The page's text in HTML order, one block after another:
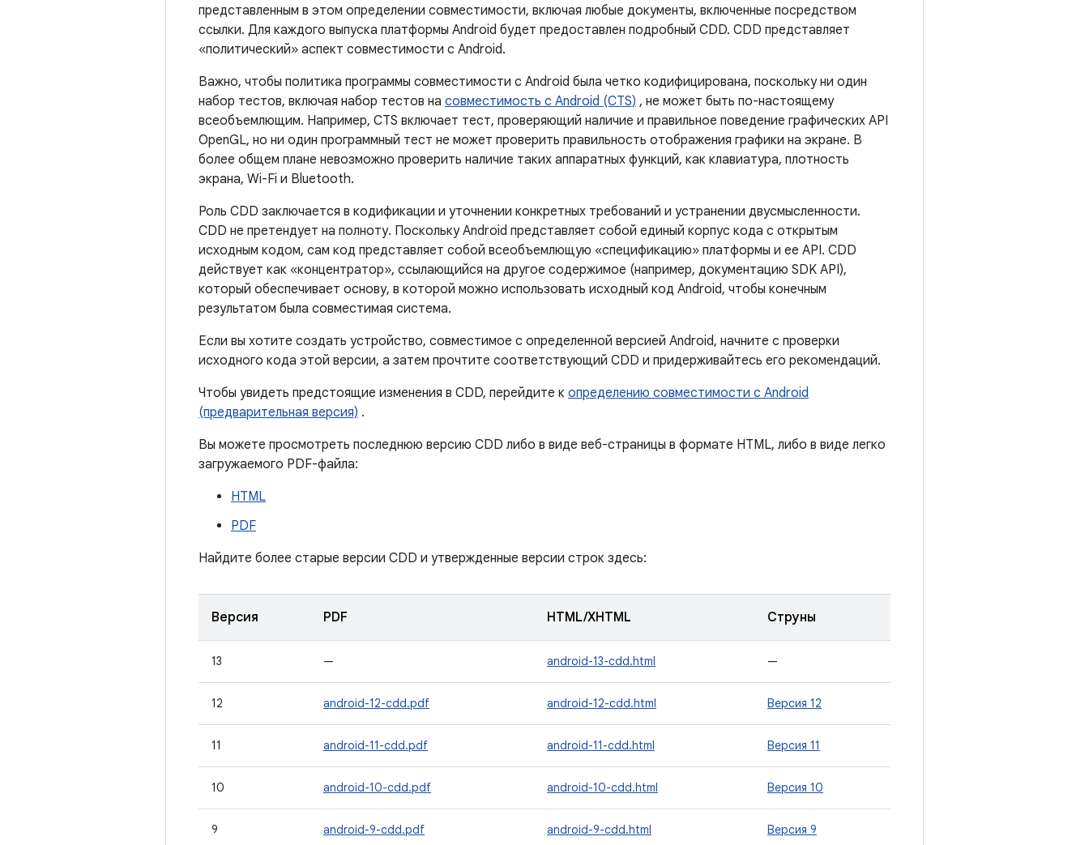
представленным в этом определении совместимости, включая любые документы, включенные посредством
ссылки. Для каждого выпуска платформы Android будет предоставлен подробный CDD. CDD представляет
«политический» аспект совместимости с Android.
Важно, чтобы политика программы совместимости с Android была четко кодифицирована, поскольку ни один
набор тестов, включая набор тестов на совместимость с Android (CTS) , не может быть по-настоящему
всеобъемлющим. Например, CTS включает тест, проверяющий наличие и правильное поведение графических API
OpenGL, но ни один программный тест не может проверить правильность отображения графики на экране. В
более общем плане невозможно проверить наличие таких аппаратных функций, как клавиатура, плотность
экрана, Wi-Fi и Bluetooth.
Роль CDD заключается в кодификации и уточнении конкретных требований и устранении двусмысленности.
CDD не претендует на полноту. Поскольку Android представляет собой единый корпус кода с открытым
исходным кодом, сам код представляет собой всеобъемлющую «спецификацию» платформы и ее API. CDD
действует как «концентратор», ссылающийся на другое содержимое (например, документацию SDK API),
который обеспечивает основу, в которой можно использовать исходный код Android, чтобы конечным
результатом была совместимая система.
Если вы хотите создать устройство, совместимое с определенной версией Android, начните с проверки
исходного кода этой версии, а затем прочтите соответствующий CDD и придерживайтесь его рекомендаций.
Чтобы увидеть предстоящие изменения в CDD, перейдите к определению совместимости с Android
(предварительная версия) .
Вы можете просмотреть последнюю версию CDD либо в виде веб-страницы в формате HTML, либо в виде легко
загружаемого PDF-файла:
HTML
PDF
Найдите более старые версии CDD и утвержденные версии строк здесь:
Версия PDF HTML/XHTML Струны
13 — android-13-cdd.html —
12 android-12-cdd.pdf android-12-cdd.html Версия 12
11 android-11-cdd.pdf android-11-cdd.html Версия 11
10 android-10-cdd.pdf android-10-cdd.html Версия 10
9 android-9-cdd.pdf android-9-cdd.html Версия 9